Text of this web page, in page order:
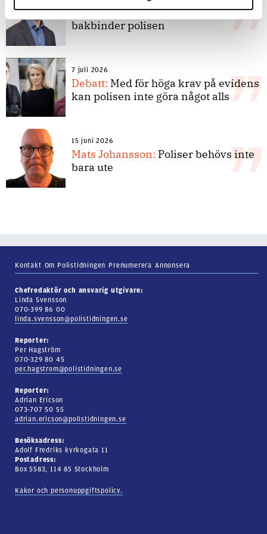
Replik:Det är inte evidenskrav som
bakbinder polisen
7 juli 2026
Debatt: Med för höga krav på evidens
kan polisen inte göra något alls
15 juni 2026
Mats Johansson: Poliser behövs inte
bara ute
Kontakt Om Polistidningen Prenumerera Annonsera
Chefredaktör och ansvarig utgivare:
Linda Svensson
070-399 86 00
linda.svensson@polistidningen.se
Reporter:
Per Hagström
070-329 80 45
per.hagstrom@polistidningen.se
Reporter:
Adrian Ericson
073-707 50 55
adrian.ericson@polistidningen.se
Besöksadress:
Adolf Fredriks kyrkogata 11
Postadress:
Box 5583, 114 85 Stockholm
Kakor och personuppgiftspolicy.